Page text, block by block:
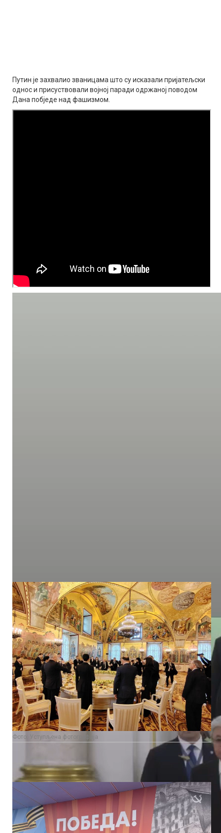
Путин је захвалио званицама што су исказали пријатељски
однос и присуствовали војној паради одржаној поводом
Дана побједе над фашизмом.
Фото: Уступљена фотографија
Претходно је на Црвеном тргу одржана Парада побједе којој
су присуствовали Путин и стране делегације, међу њима и
делегација Републике Српске.